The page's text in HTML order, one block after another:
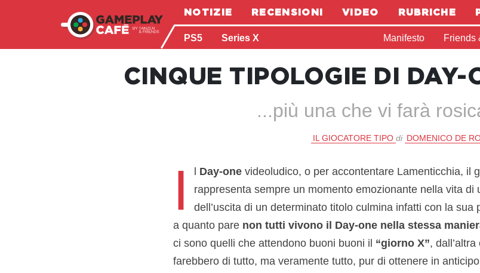
NOTIZIE RECENSIONI VIDEO RUBRICHE
PS5 Series X Manifesto Friends
CINQUE TIPOLOGIE DI DAY-
...più una che vi farà
IL GIOCATORE TIPO di DOMENICO DE
I Day-onevideoludico, o per accontentare Lamenticchia, il
rappresenta sempre un momento emozionante nella vita di
dell’uscita di un determinato titolo culmina infatti con la
a quanto pare non tutti vivono il Day-one nella stessa
ci sono quelli che attendono buoni buoni il “giorno X”,
farebbero di tutto, ma veramente tutto, pur di ottenere in